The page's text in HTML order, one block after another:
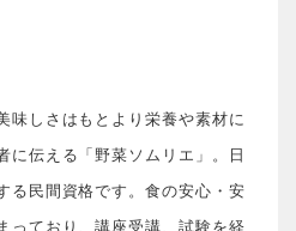
味しさはもとより栄養や素材に
に伝える「野菜ソムリエ」。日
る民間資格です。食の安心・安
っており、講座受講、試験を経